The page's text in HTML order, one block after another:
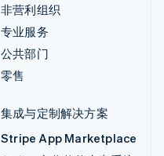
非营利组织
专业服务
公共部门
零售
集成与定制解决方案
Stripe App Marketplace